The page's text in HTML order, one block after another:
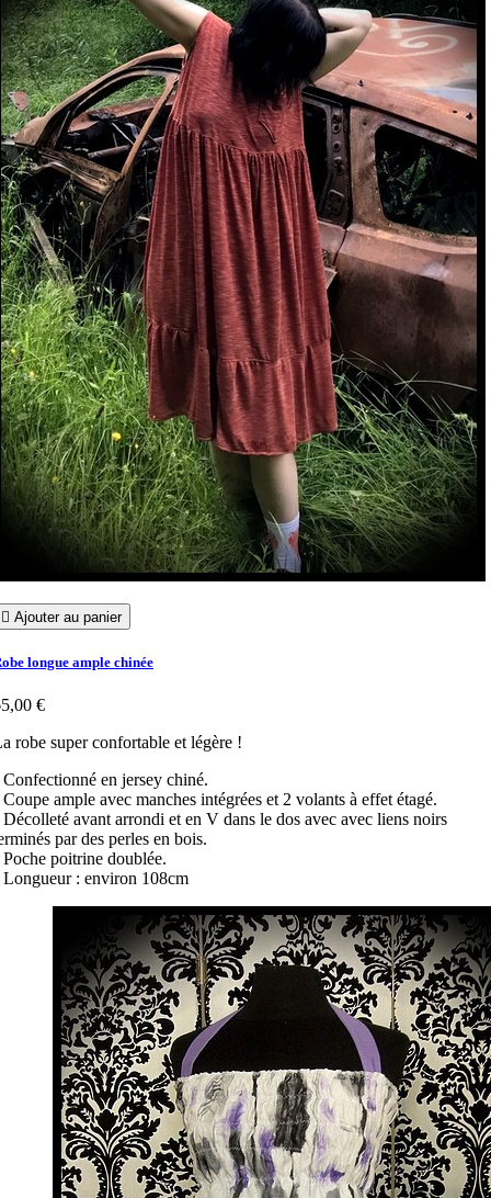
 Ajouter au panier
longue ample chinée
€
robe super confortable et légère !
Confectionné en jersey chiné.
Coupe ample avec manches intégrées et 2 volants à effet étagé.
Décolleté avant arrondi et en V dans le dos avec avec liens noirs
par des perles en bois.
Poche poitrine doublée.
Longueur : environ 108cm